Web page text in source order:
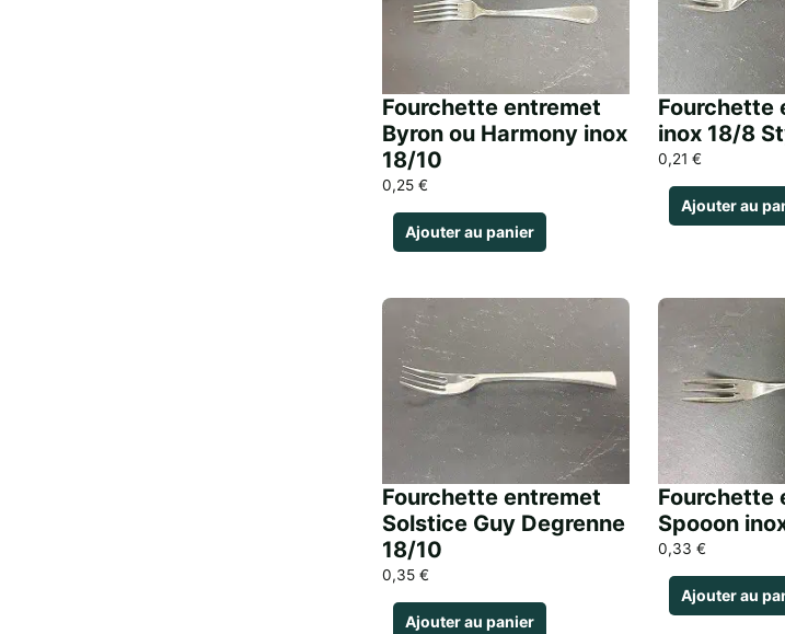
Fourchette entremet
Byron ou Harmony inox
18/10
0,25 €
Ajouter au panier
Fourchette
inox 18/8
0,21 €
Ajouter au
Fourchette entremet
Solstice Guy Degrenne
18/10
0,35 €
Ajouter au panier
Fourchette
Spooon
0,33 €
Ajouter au